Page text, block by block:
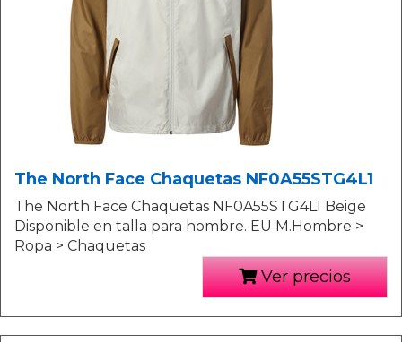
The North Face Chaquetas NF0A55STG4L1
The North Face Chaquetas NF0A55STG4L1 Beige
Disponible en talla para hombre. EU M.Hombre >
Ropa > Chaquetas
Ver precios